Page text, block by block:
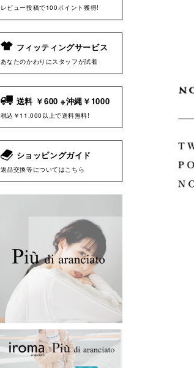
レビュー投稿で100ポイント獲得!
フィッティングサービス
あなたのかわりにスタッフが試着
送料 ￥600 ※沖縄￥1000
税込￥11,000以上で送料無料!
ショッピングガイド
返品交換等についてはこちら